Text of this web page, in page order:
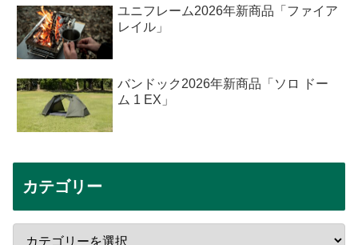
ユニフレーム2026年新商品「ファイア
レイル」
バンドック2026年新商品「ソロ ドー
ム 1 EX」
カテゴリー